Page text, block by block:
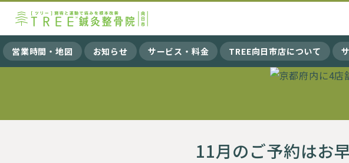
営業時間・地図 お知らせ サービス・料金 TREE向日市店について
11月のご予約はお